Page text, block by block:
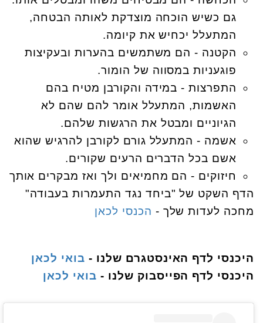
גם כשיש הוכחה מוצדקת לאותה הבטחה,
המתעלל יכחיש את קיומה.
הקטנה - הם משתמשים בהערות ובעקיצות
פוגעניות במסווה של הומור.
התפרצות - במידה והקורבן מטיח בהם
האשמות, המתעלל אומר להם שהם לא
הגיוניים ומבטל את הרגשות שלהם.
אשמה - המתעלל גורם לקורבן להרגיש שהוא
אשם בכל הדברים הרעים שקורים.
חיזוקים - הם מחמיאים ולך ואז מבקרים אותך
הדף השקט של "ביחד נגד התעמרות בעבודה"
מחכה לעדות שלך - הכנסי לכאן
היכנסי לדף האינסטגרם שלנו - בואי לכאן
היכנסי לדף הפייסבוק שלנו - בואי לכאן